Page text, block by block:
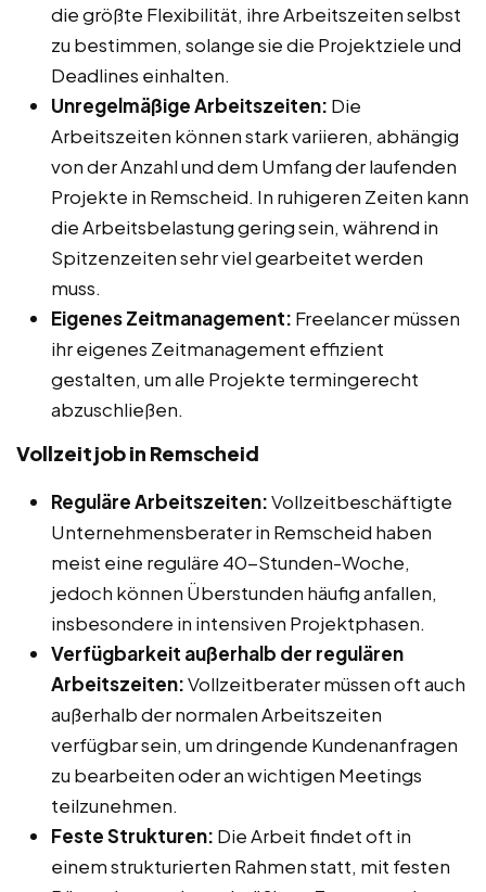
die größte Flexibilität, ihre Arbeitszeiten selbst
zu bestimmen, solange sie die Projektziele und
Deadlines einhalten.
Unregelmäßige Arbeitszeiten: Die
Arbeitszeiten können stark variieren, abhängig
von der Anzahl und dem Umfang der laufenden
Projekte in Remscheid. In ruhigeren Zeiten kann
die Arbeitsbelastung gering sein, während in
Spitzenzeiten sehr viel gearbeitet werden
muss.
Eigenes Zeitmanagement: Freelancer müssen
ihr eigenes Zeitmanagement effizient
gestalten, um alle Projekte termingerecht
abzuschließen.
Vollzeitjob in Remscheid
Reguläre Arbeitszeiten:Vollzeitbeschäftigte
Unternehmensberater in Remscheid haben
meist eine reguläre 40-Stunden-Woche,
jedoch können Überstunden häufig anfallen,
insbesondere in intensiven Projektphasen.
Verfügbarkeit außerhalb der regulären
Arbeitszeiten:Vollzeitberater müssen oft auch
außerhalb der normalen Arbeitszeiten
verfügbar sein, um dringende Kundenanfragen
zu bearbeiten oder an wichtigen Meetings
teilzunehmen.
Feste Strukturen: Die Arbeit findet oft in
einem strukturierten Rahmen statt, mit festen